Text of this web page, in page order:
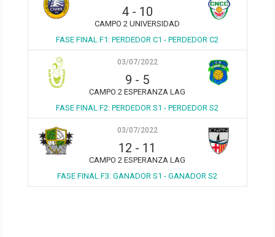
4- 10
CAMPO 2 UNIVERSIDAD
FASE FINAL F1: PERDEDOR C1 - PERDEDOR C2
03/07/2022
9 - 5
CAMPO 2 ESPERANZA LAG
FASE FINAL F2: PERDEDOR S1 - PERDEDOR S2
03/07/2022
12 - 11
CAMPO 2 ESPERANZA LAG
FASE FINAL F3: GANADOR S1 - GANADOR S2